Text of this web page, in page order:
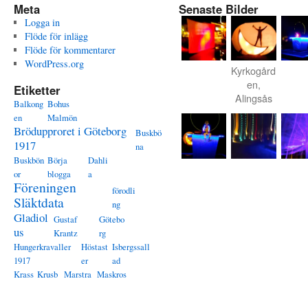
Meta
Logga in
Flöde för inlägg
Flöde för kommentarer
WordPress.org
Etiketter
Balkong
en
Bohus
Malmön
Brödupproret i Göteborg
1917
Buskbö
na
Buskbön
or
Börja
blogga
Dahli
a
Föreningen
Släktdata
förodli
ng
Gladiol
us
Gustaf
Krantz
Götebo
rg
Hungerkravaller
1917
Höstast
er
Isbergssall
ad
Krass Krusb Marstra Maskros
Senaste Bilder
Kyrkogård
en,
Alingsås